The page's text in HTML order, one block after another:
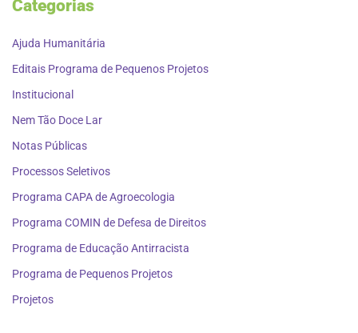
Categorias
Ajuda Humanitária
Editais Programa de Pequenos Projetos
Institucional
Nem Tão Doce Lar
Notas Públicas
Processos Seletivos
Programa CAPA de Agroecologia
Programa COMIN de Defesa de Direitos
Programa de Educação Antirracista
Programa de Pequenos Projetos
Projetos